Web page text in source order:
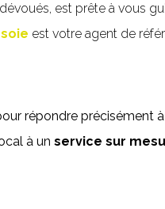
est prête à vous
est votre agent de
répondre
à un service sur